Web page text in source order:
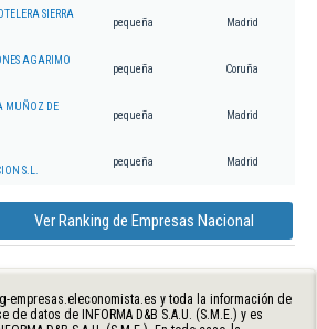
SIERRA
pequeña Madrid
AGARIMO
pequeña Coruña
MUÑOZ DE
pequeña Madrid
S.L.
pequeña Madrid
Ver Ranking de Empresas Nacional
empresas.eleconomista.es y toda la información de
datos de INFORMA D&B S.A.U. (S.M.E.) y es